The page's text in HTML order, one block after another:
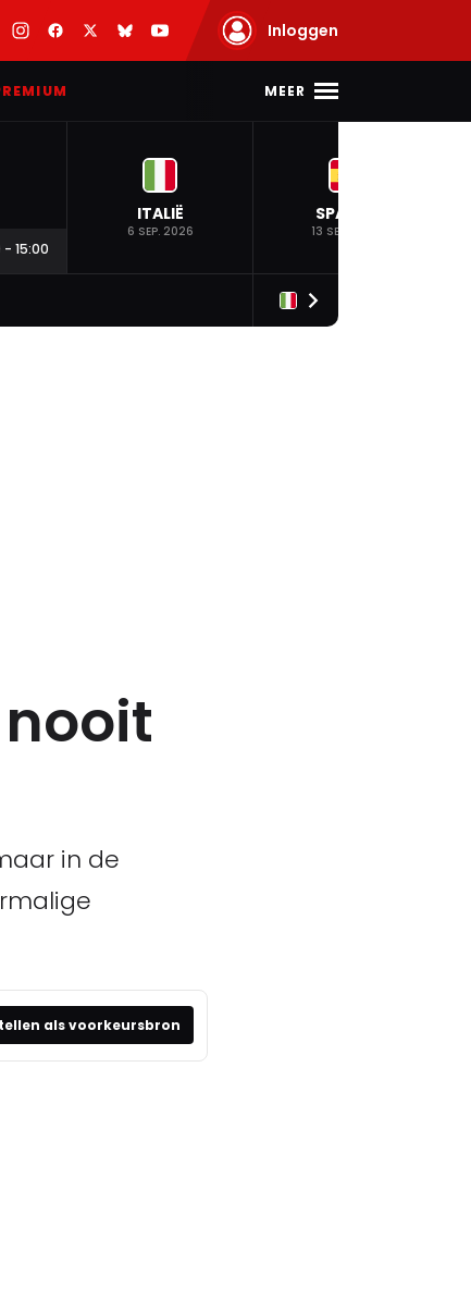
Inloggen
MEER
- 15:00
ITALIË
6 SEP. 2026
SPANJE
13 SEP. 2026
in de
als voorkeursbron